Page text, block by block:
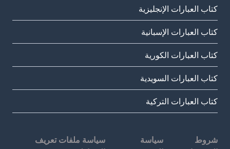
كتاب العبارات الإنجليزية
كتاب العبارات الإسبانية
كتاب العبارات الكورية
كتاب العبارات السويدية
كتاب العبارات التركية
شروط
سياسة
سياسة ملفات تعريف